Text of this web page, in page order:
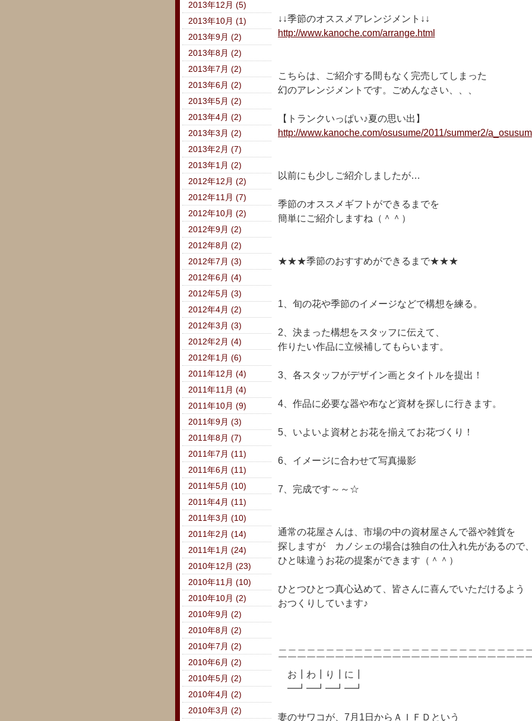
↓↓季節のオススメアレンジメント↓↓
http://www.kanoche.com/arrange.html
こちらは、ご紹介する間もなく完売してしまった
幻のアレンジメントです。ごめんなさい、、、
【トランクいっぱい♪夏の思い出】
http://www.kanoche.com/osusume/2011/summer2/
以前にも少しご紹介しましたが…
季節のオススメギフトができるまでを
簡単にご紹介しますね（＾＾）
★★★季節のおすすめができるまで★★★
1、旬の花や季節のイメージなどで構想を練る。
2、決まった構想をスタッフに伝えて、
作りたい作品に立候補してもらいます。
3、各スタッフがデザイン画とタイトルを提出！
4、作品に必要な器や布など資材を探しに行きます。
5、いよいよ資材とお花を揃えてお花づくり！
6、イメージに合わせて写真撮影
7、完成です～～☆
通常の花屋さんは、市場の中の資材屋さんで器や雑貨を
探しますが カノシェの場合は独自の仕入れ先があるので
ひと味違うお花の提案ができます（＾＾）
ひとつひとつ真心込めて、皆さんに喜んでいただけるよう
おつくりしています♪
￣￣￣￣￣￣￣￣￣￣￣￣￣￣￣￣￣￣￣￣￣￣￣￣￣￣
お┃わ┃り┃に┃
━┛━┛━┛━┛
妻のサワコが、7月1日からＡＩＦＤという
2013年12月 (5)
2013年10月 (1)
2013年9月 (2)
2013年8月 (2)
2013年7月 (2)
2013年6月 (2)
2013年5月 (2)
2013年4月 (2)
2013年3月 (2)
2013年2月 (7)
2013年1月 (2)
2012年12月 (2)
2012年11月 (7)
2012年10月 (2)
2012年9月 (2)
2012年8月 (2)
2012年7月 (3)
2012年6月 (4)
2012年5月 (3)
2012年4月 (2)
2012年3月 (3)
2012年2月 (4)
2012年1月 (6)
2011年12月 (4)
2011年11月 (4)
2011年10月 (9)
2011年9月 (3)
2011年8月 (7)
2011年7月 (11)
2011年6月 (11)
2011年5月 (10)
2011年4月 (11)
2011年3月 (10)
2011年2月 (14)
2011年1月 (24)
2010年12月 (23)
2010年11月 (10)
2010年10月 (2)
2010年9月 (2)
2010年8月 (2)
2010年7月 (2)
2010年6月 (2)
2010年5月 (2)
2010年4月 (2)
2010年3月 (2)